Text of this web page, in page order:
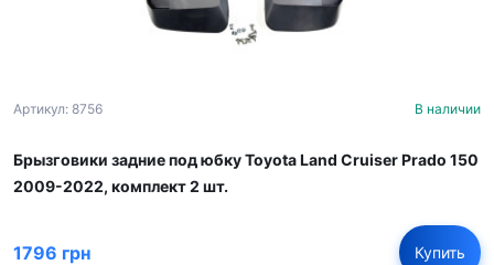
Артикул: 8756 В наличии
Брызговики задние под юбку Toyota Land Cruiser Prado 150
2009-2022, комплект 2 шт.
1796 грн Купить